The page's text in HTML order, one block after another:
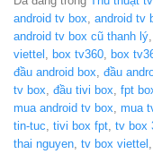
android tv box, android tv
android tv box cũ thanh lý,
viettel , box tv360, box
đầu android box, đầu
tv box, đầu tivi box, fpt
mua android tv box, mua
tin-tuc, tivi box fpt, tv box
thai nguyen, tv box viettel ,